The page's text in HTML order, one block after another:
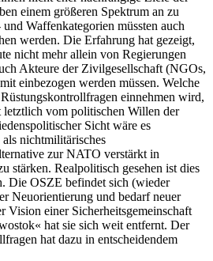
einem größeren Spektrum an zu
Waffenkategorien müssten auch
werden. Die Erfahrung hat gezeigt,
nicht mehr allein von Regierungen
Akteure der Zivilgesellschaft (NGOs,
einbezogen werden müssen. Welche
einnehmen wird,
letztlich vom politischen Willen der
Sicht wäre es
nichtmilitärisches
zur NATO verstärkt in
stärken. Realpolitisch gesehen ist dies
Die OSZE befindet sich (wieder
Neuorientierung und bedarf neuer
Vision einer Sicherheitsgemeinschaft
hat sie sich weit entfernt. Der
hat dazu in entscheidendem